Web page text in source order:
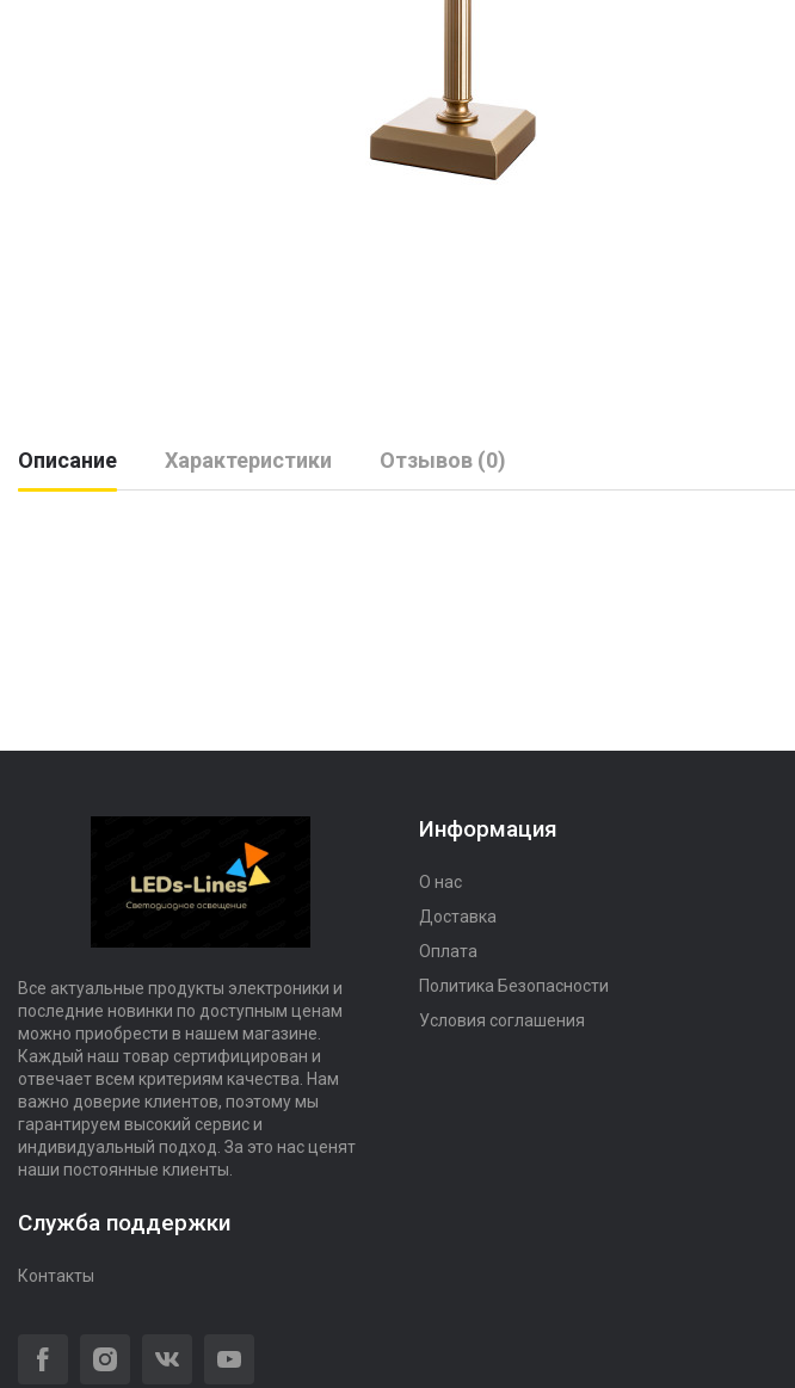
Описание Характеристики Отзывов (0)
Все актуальные продукты электроники и
последние новинки по доступным ценам
можно приобрести в нашем магазине.
Каждый наш товар сертифицирован и
отвечает всем критериям качества. Нам
важно доверие клиентов, поэтому мы
гарантируем высокий сервис и
индивидуальный подход. За это нас ценят
наши постоянные клиенты.
Служба поддержки
Контакты
Информация
О нас
Доставка
Оплата
Политика Безопасности
Условия соглашения